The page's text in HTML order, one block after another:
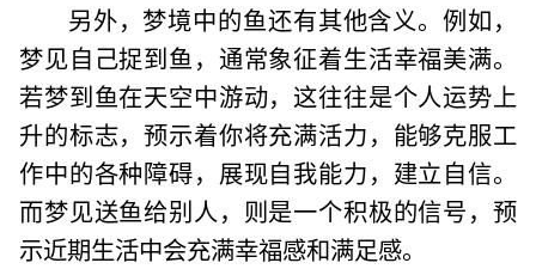
另外，梦境中的鱼还有其他含义。例如，
梦见自己捉到鱼，通常象征着生活幸福美满。
若梦到鱼在天空中游动，这往往是个人运势上
升的标志，预示着你将充满活力，能够克服工
作中的各种障碍，展现自我能力，建立自信。
而梦见送鱼给别人，则是一个积极的信号，预
示近期生活中会充满幸福感和满足感。